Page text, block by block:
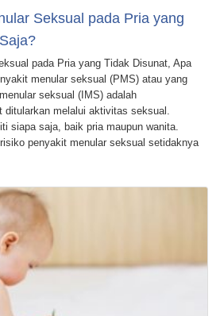
Seksual pada Pria yang
pada Pria yang Tidak Disunat, Apa
menular seksual (PMS) atau yang
seksual (IMS) adalah
ditularkan melalui aktivitas seksual.
siapa saja, baik pria maupun wanita.
penyakit menular seksual setidaknya